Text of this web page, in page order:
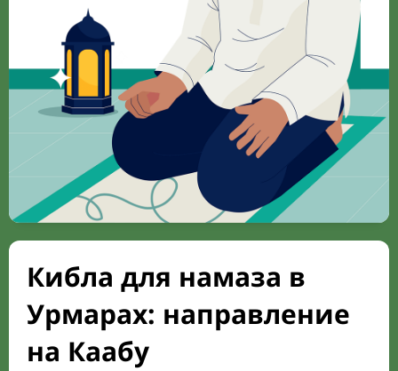
Кибла для намаза в
Урмарах: направление
на Каабу